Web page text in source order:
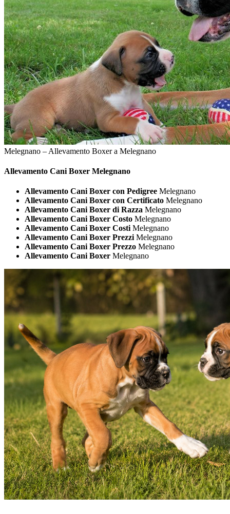
Melegnano – Allevamento Boxer a Melegnano
Allevamento Cani Boxer Melegnano
Allevamento Cani Boxer con Pedigree Melegnano
Allevamento Cani Boxer con Certificato Melegnano
Allevamento Cani Boxer di Razza Melegnano
Allevamento Cani Boxer Costo Melegnano
Allevamento Cani Boxer Costi Melegnano
Allevamento Cani Boxer Prezzi Melegnano
Allevamento Cani Boxer Prezzo Melegnano
Allevamento Cani Boxer Melegnano